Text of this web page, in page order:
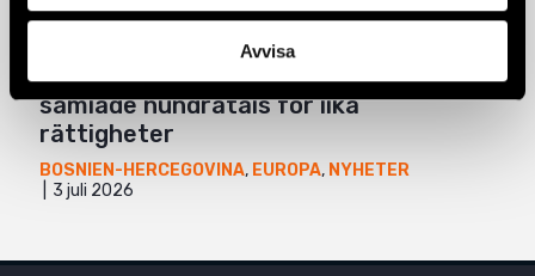
Avvisa
NYHETER,SVERIGE 10 juli 2026
Prideparad i Bosnien och Hercegovina
samlade hundratals för lika
rättigheter
BOSNIEN-HERCEGOVINA, EUROPA, NYHETER
3 juli 2026